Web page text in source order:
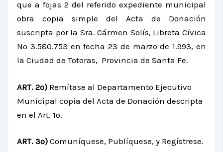
que a fojas 2 del referido expediente municipal
obra copia simple del Acta de Donación
suscripta por la Sra. Cármen Solís, Libreta Cívica
Nº 3.580.753 en fecha 23 de marzo de 1.993, en
la Ciudad de Totoras, Provincia de Santa Fe.
ART. 2º) Remítase al Departamento Ejecutivo
Municipal copia del Acta de Donación descripta
en el Art. 1º.
ART. 3º) Comuníquese, Publíquese, y Regístrese.